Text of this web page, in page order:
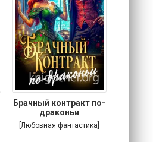
Брачный контракт по-
драконьи
[Любовная фантастика]